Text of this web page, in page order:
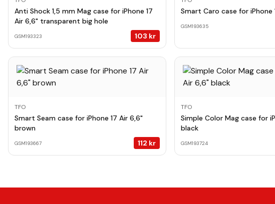
Anti Shock 1,5 mm Mag case for iPhone 17
Air 6,6" transparent big hole
GSM193323 103 kr
Smart Caro case for iPhone
GSM193635
TFO
Smart Seam case for iPhone 17 Air 6,6"
brown
GSM193667 112 kr
TFO
Simple Color Mag case for
black
GSM193724